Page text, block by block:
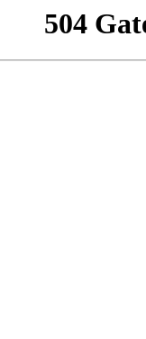
504